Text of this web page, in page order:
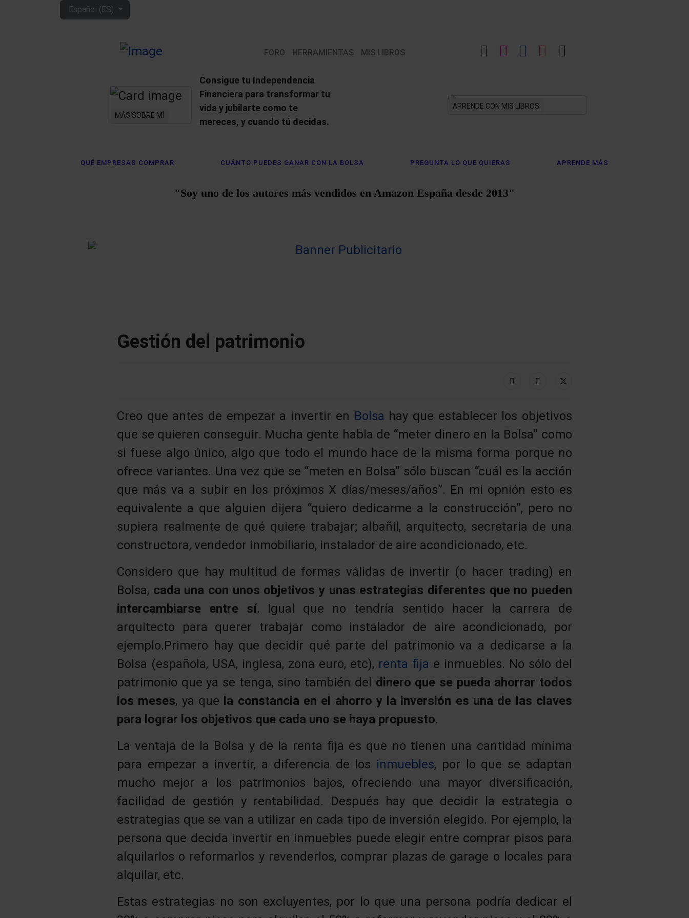
Seleccione su idioma
Español (ES)
LinkedIn
Instagram
Facebook
YouTube
FORO HERRAMIENTAS MIS LIBROS
MÁS SOBRE MÍ
Consigue tu Independencia
Financiera para transformar tu
vida y jubilarte como te
mereces, y cuando tú decidas.
APRENDE CON MIS LIBROS
QUÉ EMPRESAS COMPRAR CUÁNTO PUEDES GANAR CON LA BOLSA PREGUNTA LO QUE QUIERAS APRENDE MÁS
"Soy uno de los autores más vendidos en Amazon España desde 2013"
Gestión del patrimonio
Creo que antes de empezar a invertir en Bolsa hay que establecer los objetivos
que se quieren conseguir. Mucha gente habla de “meter dinero en la Bolsa” como
si fuese algo único, algo que todo el mundo hace de la misma forma porque no
ofrece variantes. Una vez que se “meten en Bolsa” sólo buscan “cuál es la acción
que más va a subir en los próximos X días/meses/años”. En mi opnión esto es
equivalente a que alguien dijera “quiero dedicarme a la construcción”, pero no
supiera realmente de qué quiere trabajar; albañil, arquitecto, secretaria de una
constructora, vendedor inmobiliario, instalador de aire acondicionado, etc.
Considero que hay multitud de formas válidas de invertir (o hacer trading) en
Bolsa, cada una con unos objetivos y unas estrategias diferentes que no pueden
intercambiarse entre sí. Igual que no tendría sentido hacer la carrera de
arquitecto para querer trabajar como instalador de aire acondicionado, por
ejemplo.Primero hay que decidir qué parte del patrimonio va a dedicarse a la
Bolsa (española, USA, inglesa, zona euro, etc), renta fija e inmuebles. No sólo del
patrimonio que ya se tenga, sino también del dinero que se pueda ahorrar todos
los meses, ya que la constancia en el ahorro y la inversión es una de las claves
para lograr los objetivos que cada uno se haya propuesto.
La ventaja de la Bolsa y de la renta fija es que no tienen una cantidad mínima
para empezar a invertir, a diferencia de los inmuebles, por lo que se adaptan
mucho mejor a los patrimonios bajos, ofreciendo una mayor diversificación,
facilidad de gestión y rentabilidad. Después hay que decidir la estrategia o
estrategias que se van a utilizar en cada tipo de inversión elegido. Por ejemplo, la
persona que decida invertir en inmuebles puede elegir entre comprar pisos para
alquilarlos o reformarlos y revenderlos, comprar plazas de garage o locales para
alquilar, etc.
Estas estrategias no son excluyentes, por lo que una persona podría dedicar el